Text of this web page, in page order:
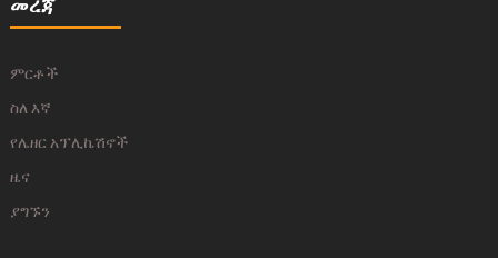
መረጃ
ምርቶች
ስለ እኛ
የሌዘር አፕሊኬሽኖች
ዜና
ያግኙን